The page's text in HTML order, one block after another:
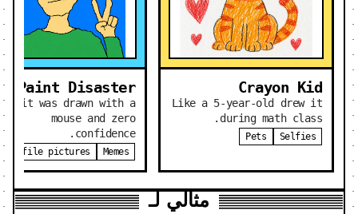
Crayon Kid
Like a 5-year-old drew it
during math class.
Selfies
Pets
Paint Disaster
it was drawn with a
mouse and zero
confidence.
Memes
Profile pictures
مثالي لـ